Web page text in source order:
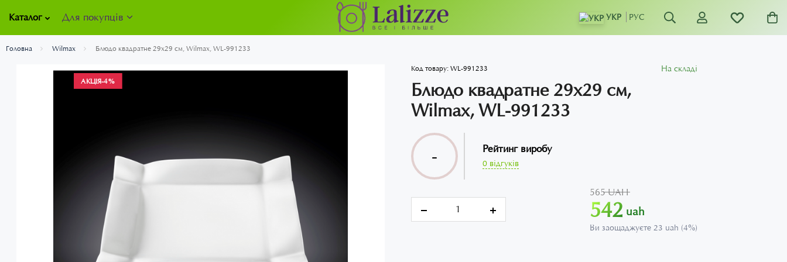
Каталог Для покупців УКР РУС
Головна Wilmax Блюдо квадратне 29х29 см, Wilmax, WL-991233
АКЦІЯ-4%
Код товару:WL-991233 На складі
Блюдо квадратне 29х29 см,
Wilmax, WL-991233
- Рейтинг виробу
0 відгуків
565 UAH
542 uah
Ви заощаджуєте 23 uah (4%)